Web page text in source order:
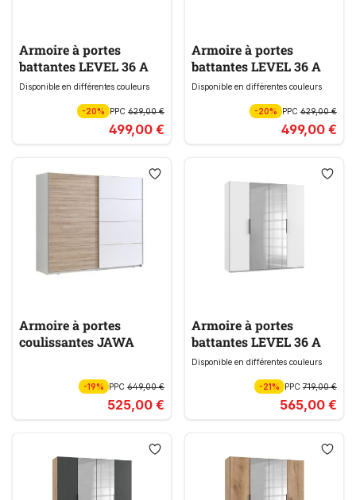
Armoire à portes
battantes LEVEL 36 A
Disponible en différentes couleurs
-20% PPC 629,00 €
499,00 €
Armoire à portes
battantes LEVEL 36 A
Disponible en différentes couleurs
-20% PPC629,00 €
499,00 €
Armoire à portes
coulissantes JAWA
-19% PPC 649,00 €
525,00 €
Armoire à portes
battantes LEVEL 36 A
Disponible en différentes couleurs
-21% PPC719,00 €
565,00 €